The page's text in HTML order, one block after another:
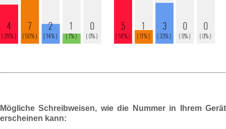
Mögliche Schreibweisen, wie die Nummer in Ihrem Gerät
erscheinen kann: